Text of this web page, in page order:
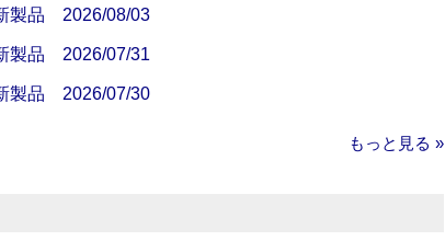
製品 2026/08/03
製品 2026/07/31
製品 2026/07/30
もっと見る »